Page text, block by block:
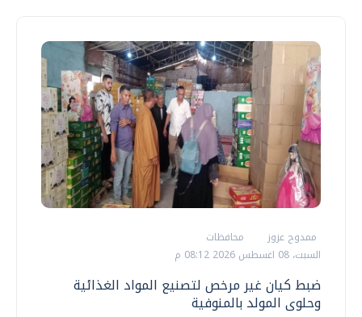
ممدوح عزوز
محافظات
السبت، 08 اغسطس 2026 08:12 م
ضبط كيان غير مرخص لتصنيع المواد الغذائية
وحلوى المولد بالمنوفية